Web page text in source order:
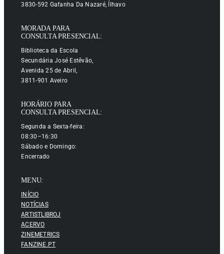
3830-592 Gafanha Da Nazaré, Ílhavo
MORADA PARA
CONSULTA PRESENCIAL:
Biblioteca da Escola
Secundária José Estêvão,
Avenida 25 de Abril,
3811-901 Aveiro
HORÁRIO PARA
CONSULTA PRESENCIAL:
Segunda a Sexta-feira:
08:30–16:30
Sábado e Domingo:
Encerrado
MENU:
INÍCIO
NOTÍCIAS
ARTISTLIBROJ
ACERVO
ZINEMETRICS
FANZINE.PT